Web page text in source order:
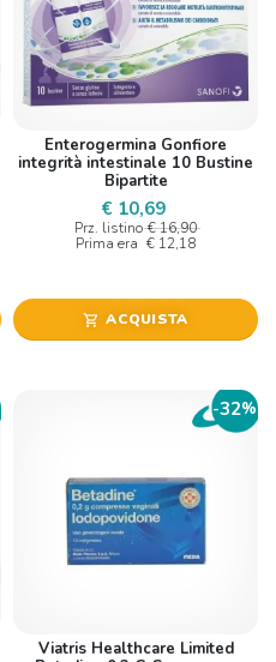
Enterogermina Gonfiore
integrità intestinale 10 Bustine
Bipartite
€ 10,69
Prz. listino € 16,90
Prima era € 12,18
shopping_cart ACQUISTA
-32%
Viatris Healthcare Limited